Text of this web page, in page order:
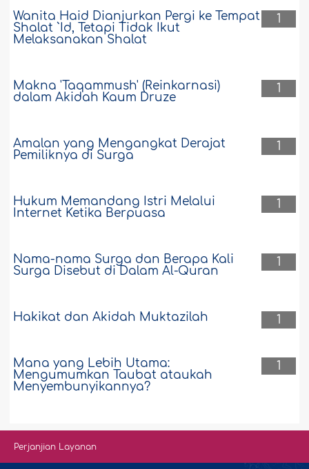
1
Wanita Haid Dianjurkan Pergi ke Tempat
Shalat `Id, Tetapi Tidak Ikut
Melaksanakan Shalat
1
Makna 'Taqammush' (Reinkarnasi)
dalam Akidah Kaum Druze
1
Amalan yang Mengangkat Derajat
Pemiliknya di Surga
1
Hukum Memandang Istri Melalui
Internet Ketika Berpuasa
1
Nama-nama Surga dan Berapa Kali
Surga Disebut di Dalam Al-Quran
1
Hakikat dan Akidah Muktazilah
1
Mana yang Lebih Utama:
Mengumumkan Taubat ataukah
Menyembunyikannya?
Perjanjian Layanan